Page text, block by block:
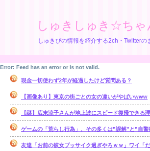
しゅきしゅき☆ちゃ
しゅきぴの情報を紹介する2ch・Twitterの
Error: Feed has an error or is not valid.
現金一切使わず2年が経過したけど質問ある？
【画像あり】東京の街ごとの女の違いがやばいwww
【謎】広末涼子さんが地上波にスピード復帰できる
ゲームの「荒らし行為」、その多くは”誤解”と”自
友達「お前の彼女ブッサイク過ぎやろｗｗ」ワイ「だよなｗｗ